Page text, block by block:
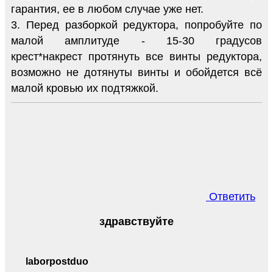
гарантия, ее в любом случае уже нет.
3. Перед разборкой редуктора, попробуйте по
малой амплитуде - 15-30 градусов
крест*накрест протянуть все винты редуктора,
возможно не дотянуты винты и обойдется всё
малой кровью их подтяжкой.
Ответить
laborpostduo
здравствуйте